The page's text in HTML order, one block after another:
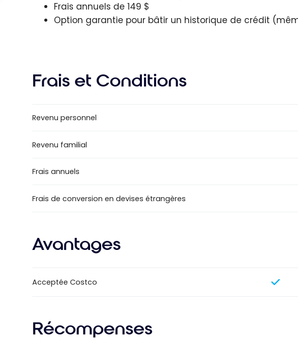
Frais annuels de 149 $
Option garantie pour bâtir un historique de crédit
Frais et Conditions
Revenu personnel
Revenu familial
Frais annuels
Frais de conversion en devises étrangères
Avantages
Acceptée Costco
Récompenses